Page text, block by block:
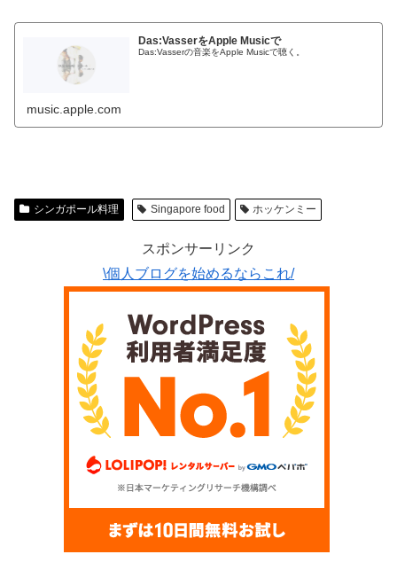
Das:VasserをApple Musicで
Das:Vasserの音楽をApple Musicで聴く。
music.apple.com
シンガポール料理 Singapore food ホッケンミー
スポンサーリンク
\個人ブログを始めるならこれ/